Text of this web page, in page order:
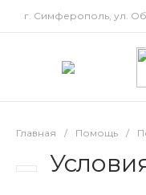
г. Симферополь, ул.
Главная / Помощь /